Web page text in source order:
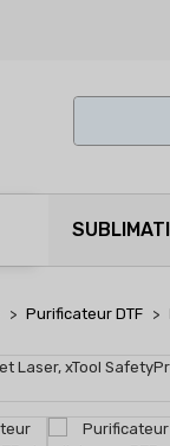
Purificateur DTF